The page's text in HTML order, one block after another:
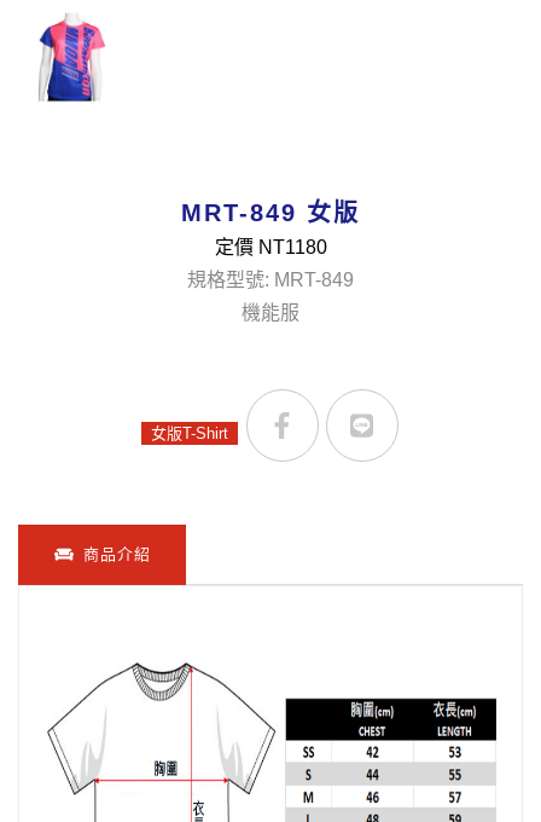
MRT-849 女版
定價 NT1180
規格型號: MRT-849
機能服
女版T-Shirt
商品介紹